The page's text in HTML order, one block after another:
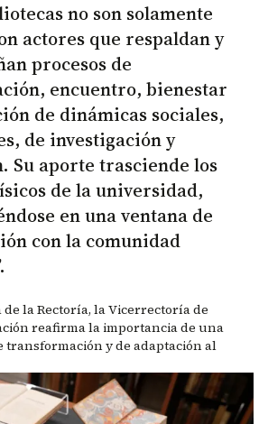
no son solamente
actores que respaldan y
procesos de
encuentro, bienestar
de dinámicas sociales,
de investigación y
Su aporte trasciende los
de la universidad,
en una ventana de
con la comunidad
la Rectoría, la Vicerrectoría de
reafirma la importancia de una
transformación y de adaptación al